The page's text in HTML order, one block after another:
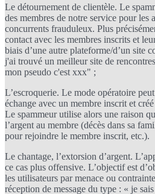
Le détournement de clientèle. Le
des membres de notre service pour les
concurrents frauduleux. Plus
contact avec les membres inscrits et
biais d’une autre plateforme/d’un site
j'ai trouvé un meilleur site de
mon pseudo c'est xxx" ;
L’escroquerie. Le mode opératoire
échange avec un membre inscrit et
Le spammeur utilise alors une raison
l’argent au membre (décès dans sa
pour rejoindre le membre inscrit, etc.).
Le chantage, l’extorsion d’argent.
ce cas plus offensive. L’objectif est
les utilisateurs par menace ou
réception de message du type : « je